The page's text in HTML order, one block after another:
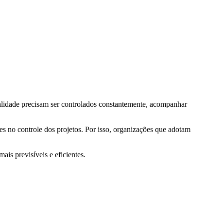
precisam ser controlados constantemente, acompanhar
no controle dos projetos. Por isso, organizações que adotam
previsíveis e eficientes.